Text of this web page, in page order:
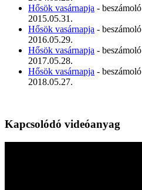
Hősök vasárnapja - beszámoló
2015.05.31.
Hősök vasárnapja - beszámoló
2016.05.29.
Hősök vasárnapja - beszámoló
2017.05.28.
Hősök vasárnapja - beszámoló
2018.05.27.
Kapcsolódó videóanyag